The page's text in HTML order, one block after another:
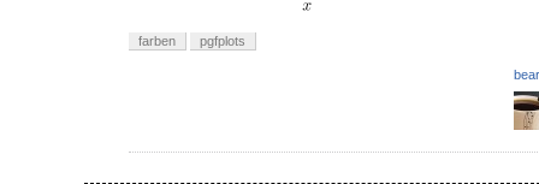
farben pgfplots